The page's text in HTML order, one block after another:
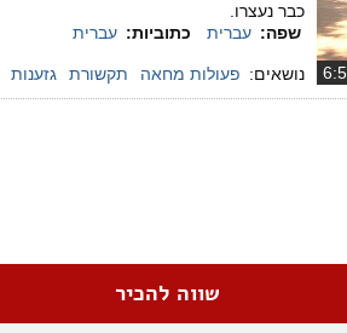
כבר נעצרו.
שפה: עברית כתוביות: עברית
נושאים: פעולות מחאה תקשורת גזענות
שווה להכיר